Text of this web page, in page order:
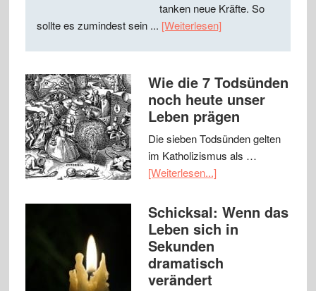
tanken neue Kräfte. So
sollte es zumindest sein ... [Weiterlesen]
Wie die 7 Todsünden
noch heute unser
Leben prägen
Die sieben Todsünden gelten
im Katholizismus als …
[Weiterlesen...]
Schicksal: Wenn das
Leben sich in
Sekunden
dramatisch
verändert